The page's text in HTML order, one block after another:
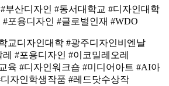
부산디자인 #동서대학교 #디자인대학
포용디자인 #글로벌인재 #WDO
교디자인대학 #광주디자인비엔날
#포용디자인 #이코밀레오레
육 #디자인워크숍 #미디어아트 #AI아
자인학생작품 #레드닷수상작